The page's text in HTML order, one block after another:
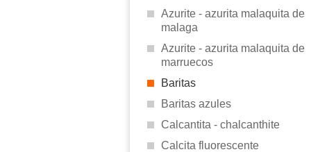
Azurite - azurita malaquita de
malaga
Azurite - azurita malaquita de
marruecos
Baritas
Baritas azules
Calcantita - chalcanthite
Calcita fluorescente